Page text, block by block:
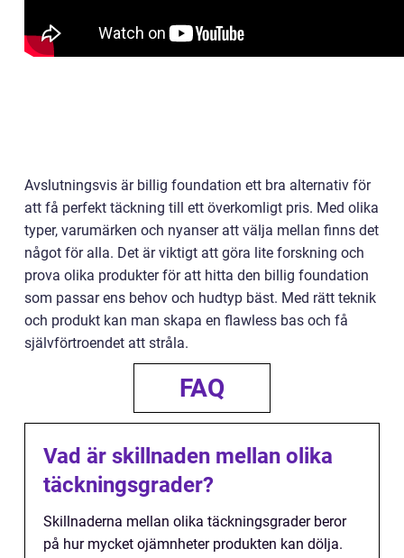
Avslutningsvis är billig foundation ett bra alternativ för
att få perfekt täckning till ett överkomligt pris. Med olika
typer, varumärken och nyanser att välja mellan finns det
något för alla. Det är viktigt att göra lite forskning och
prova olika produkter för att hitta den billig foundation
som passar ens behov och hudtyp bäst. Med rätt teknik
och produkt kan man skapa en flawless bas och få
självförtroendet att stråla.
FAQ
Vad är skillnaden mellan olika
täckningsgrader?
Skillnaderna mellan olika täckningsgrader beror
på hur mycket ojämnheter produkten kan dölja.